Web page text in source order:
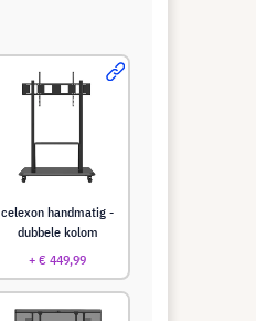
celexon handmatig -
dubbele kolom
+ € 449,99